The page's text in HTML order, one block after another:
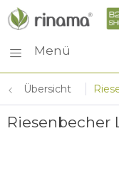
Menü
Übersicht
Riesenbecher